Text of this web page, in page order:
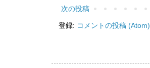
次の投稿
登録: コメントの投稿 (Atom)